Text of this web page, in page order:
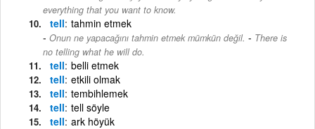
everything that you want to know.
tell tahmin etmek
Onun ne yapacağını tahmin etmek mümkün değil. - There is
no telling what he will do.
tell belli etmek
tell etkili olmak
tell tembihlemek
tell tell söyle
tell ark höyük